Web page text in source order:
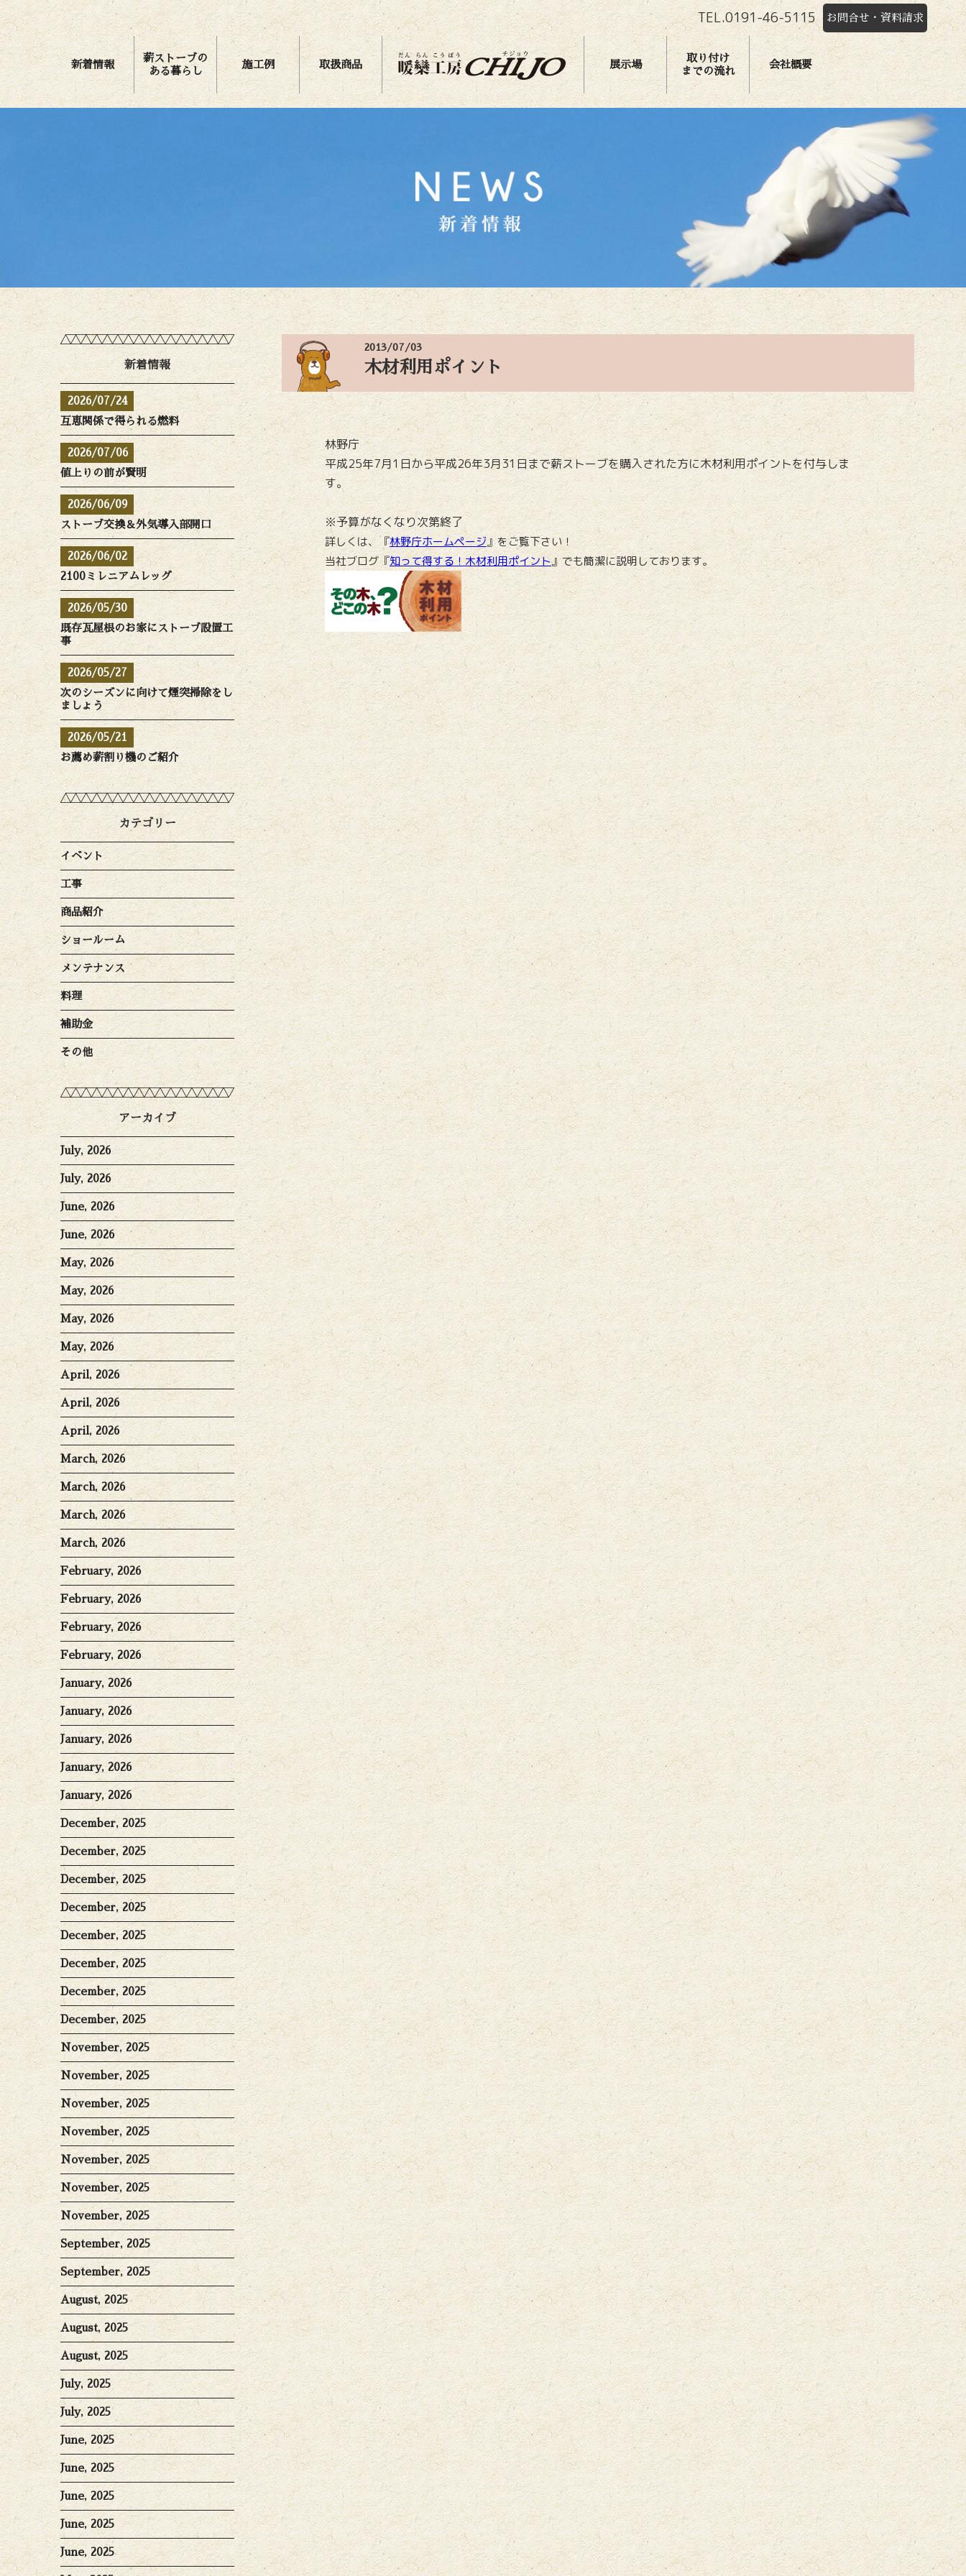
新着情報
薪ストーブの
ある暮らし
施工例 取扱商品 展示場
取り付け
までの流れ
会社概要
TEL.0191-46-5115 お問合せ・資料請求
2013/07/03
木材利用ポイント
林野庁
平成25年7月1日から平成26年3月31日まで薪ストーブを購入された方に木材利用ポイントを付与しま
す。
※予算がなくなり次第終了
詳しくは、『林野庁ホームページ』をご覧下さい！
当社ブログ『知って得する！木材利用ポイント』でも簡潔に説明しております。
新着情報
2026/07/24
互恵関係で得られる燃料
2026/07/06
値上りの前が賢明
2026/06/09
ストーブ交換＆外気導入部開口
2026/06/02
2100ミレニアムレッグ
2026/05/30
既存瓦屋根のお家にストーブ設置工
事
2026/05/27
次のシーズンに向けて煙突掃除をし
ましょう
2026/05/21
お薦め薪割り機のご紹介
カテゴリー
イベント
工事
商品紹介
ショールーム
メンテナンス
料理
補助金
その他
アーカイブ
July, 2026
July, 2026
June, 2026
June, 2026
May, 2026
May, 2026
May, 2026
May, 2026
April, 2026
April, 2026
April, 2026
March, 2026
March, 2026
March, 2026
March, 2026
February, 2026
February, 2026
February, 2026
February, 2026
January, 2026
January, 2026
January, 2026
January, 2026
January, 2026
December, 2025
December, 2025
December, 2025
December, 2025
December, 2025
December, 2025
December, 2025
December, 2025
November, 2025
November, 2025
November, 2025
November, 2025
November, 2025
November, 2025
November, 2025
September, 2025
September, 2025
August, 2025
August, 2025
August, 2025
July, 2025
July, 2025
June, 2025
June, 2025
June, 2025
June, 2025
June, 2025